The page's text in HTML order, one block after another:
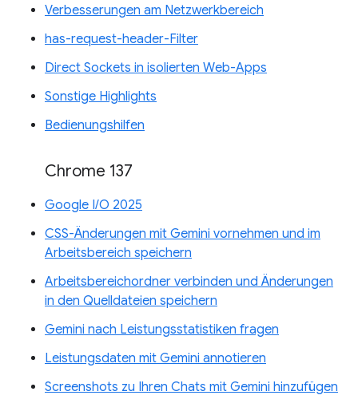
Verbesserungen am Netzwerkbereich
has-request-header-Filter
Direct Sockets in isolierten Web-Apps
Sonstige Highlights
Bedienungshilfen
Chrome 137
Google I/O 2025
CSS-Änderungen mit Gemini vornehmen und im
Arbeitsbereich speichern
Arbeitsbereichordner verbinden und Änderungen
in den Quelldateien speichern
Gemini nach Leistungsstatistiken fragen
Leistungsdaten mit Gemini annotieren
Screenshots zu Ihren Chats mit Gemini hinzufügen